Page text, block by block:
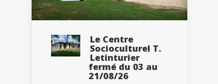
Le Centre
Socioculturel T.
Letinturier
fermé du 03 au
21/08/26